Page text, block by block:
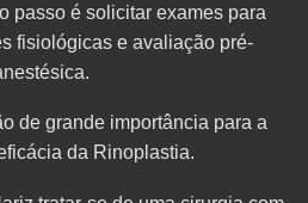
passo é solicitar exames para
fisiológicas e avaliação pré-
de grande importância para a
da Rinoplastia.